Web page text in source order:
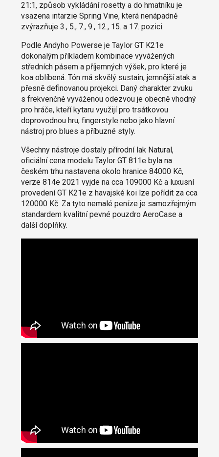
21:1, způsob vykládání rosetty a do hmatníku je
vsazena intarzie Spring Vine, která nenápadně
zvýrazňuje 3., 5., 7., 9., 12., 15. a 17. pozici.
Podle Andyho Powerse je Taylor GT K21e
dokonalým příkladem kombinace vyvážených
středních pásem a příjemných výšek, pro které je
koa oblíbená. Tón má skvělý sustain, jemnější atak a
přesně definovanou projekci. Daný charakter zvuku
s frekvenčně vyváženou odezvou je obecně vhodný
pro hráče, kteří kytaru využijí pro trsátkovou
doprovodnou hru, fingerstyle nebo jako hlavní
nástroj pro blues a příbuzné styly.
Všechny nástroje dostaly přírodní lak Natural,
oficiální cena modelu Taylor GT 811e byla na
českém trhu nastavena okolo hranice 84000 Kč,
verze 814e 2021 vyjde na cca 109000 Kč a luxusní
provedení GT K21e z havajské koi lze pořídit za cca
120000 Kč. Za tyto nemalé peníze je samozřejmým
standardem kvalitní pevné pouzdro AeroCase a
další doplňky.